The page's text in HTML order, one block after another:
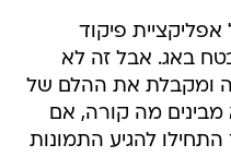
פיקוד
באג. אבל זה לא
ומקבלת את ההלם של
מה קורה, אם
להגיע התמונות